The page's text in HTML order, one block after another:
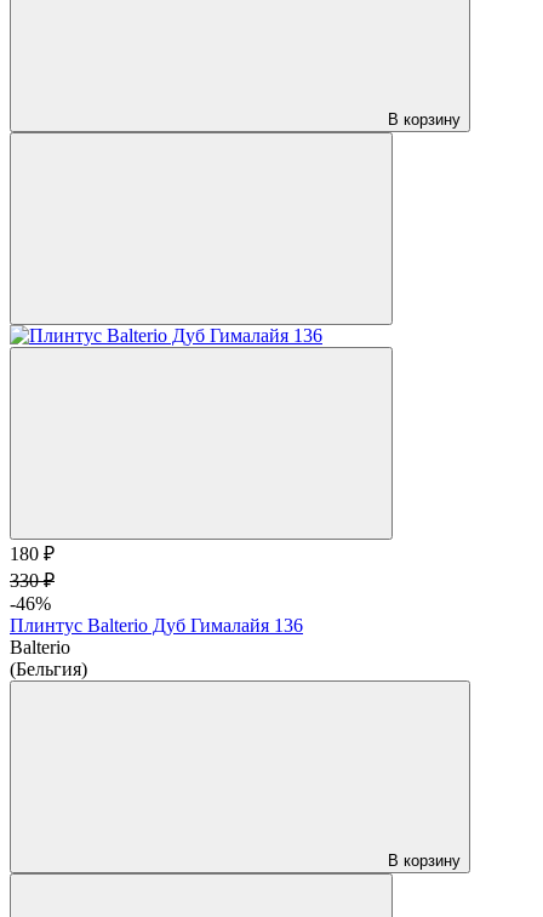
В корзину
180 ₽
330 ₽
-46%
Плинтус Balterio Дуб Гималайя 136
Balterio
(Бельгия)
В корзину